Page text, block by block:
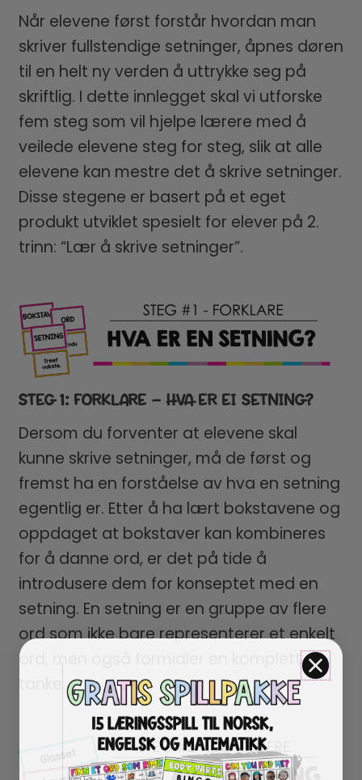
Når elevene først forstår hvordan man
skriver fullstendige setninger, åpnes døren
til en helt ny verden å uttrykke seg på
skriftlig. I dette innlegget skal vi utforske
fem steg som vil hjelpe lærere med å
veilede elevene steg for steg, slik at alle
elevene kan mestre det å skrive setninger.
Disse stegene er basert på et eget
produkt utviklet spesielt for elever på 2.
trinn: “Lær å skrive setninger”.
STEG 1: FORKLARE – HVA ER EI SETNING?
Dersom du forventer at elevene skal
kunne skrive setninger, må de først og
fremst ha en forståelse av hva en setning
egentlig er. Etter å ha lært bokstavene og
oppdaget at bokstaver kan kombineres
for å danne ord, er det på tide å
introdusere dem for konseptet med en
setning. En setning er en gruppe av flere
ord som ikke bare representerer et enkelt
ord, men også formidler en komplett